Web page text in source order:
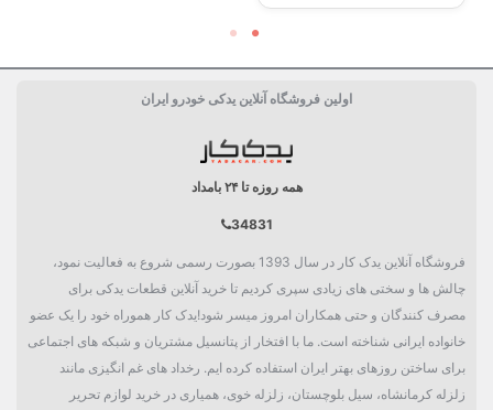
اولین فروشگاه آنلاین یدکی خودرو ایران
همه روزه تا ۲۴ بامداد
34831
فروشگاه آنلاین یدک کار در سال 1393 بصورت رسمی شروع به فعالیت نمود،
چالش ها و سختی های زیادی سپری کردیم تا خرید آنلاین قطعات یدکی برای
مصرف کنندگان و حتی همکاران امروز میسر شود!یدک کار هموراه خود را یک عضو
خانواده ایرانی شناخته است. ما با افتخار از پتانسیل مشتریان و شبکه های اجتماعی
برای ساختن روزهای بهتر ایران استفاده کرده ایم. رخداد های غم انگیزی مانند
زلزله کرمانشاه، سیل بلوچستان، زلزله خوی، همیاری در خرید لوازم تحریر